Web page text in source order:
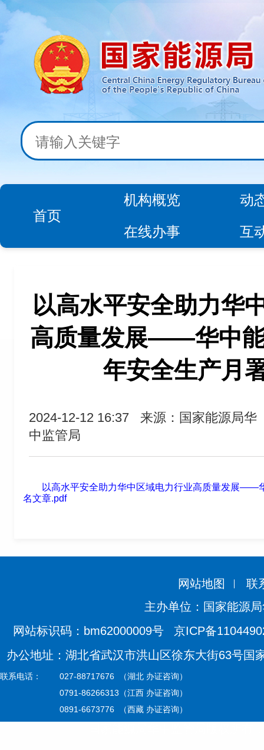
首页
机构概览
动
在线办事
互
以高水平安全助力华
高质量发展——华中
年安全生产月
2024-12-12 16:37
来源：国家能源局华
中监管局
以高水平安全助力华中区域电力行业高质量发展——
名文章.pdf
网站地图
联
主办单位：国家能源
网站标识码：bm62000009号
京ICP备
办公地址：湖北省武汉市洪山区徐东大街63号国
联系电话：
027-88717676 （湖北 办证咨询）
0791-86266313（江西 办证咨询）
0891-6673776 （西藏 办证咨询）